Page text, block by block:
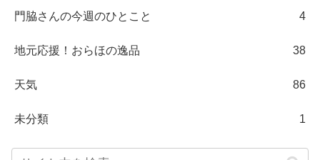
門脇さんの今週のひとこと 4
地元応援！おらほの逸品 38
天気 86
未分類 1